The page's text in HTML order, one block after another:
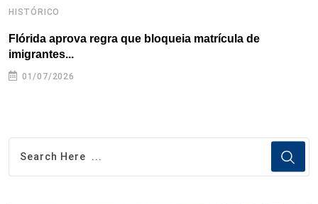
HISTÓRICO
Flórida aprova regra que bloqueia matrícula de
imigrantes...
01/07/2026